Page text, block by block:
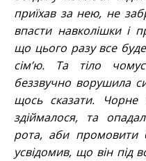
приїхав за нею, не
впасти навколішки і
що цього разу все буде
сім’ю. Та тіло
беззвучно ворушила
щось сказати. Чорне
здіймалося, та
рота, аби промовити
усвідомив, що він під